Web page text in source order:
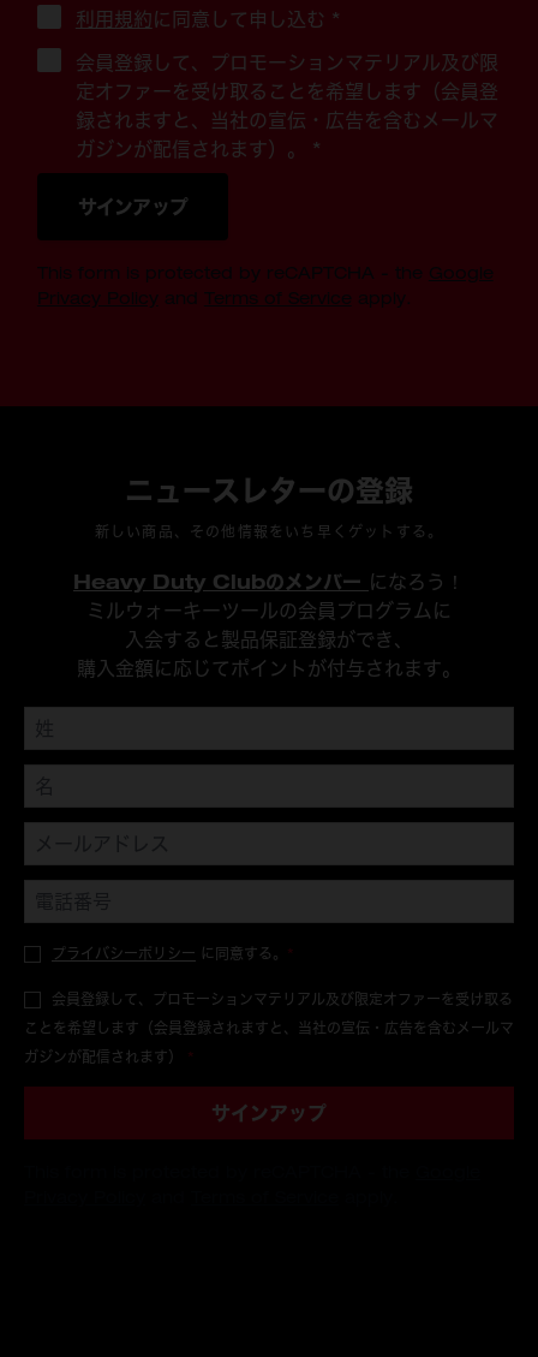
利用規約に同意して申し込む *
会員登録して、プロモーションマテリアル及び限
定オファーを受け取ることを希望します（会員登
録されますと、当社の宣伝・広告を含むメールマ
ガジンが配信されます）。 *
サインアップ
This form is protected by reCAPTCHA - the Google
Privacy Policyand Terms of Service apply.
ニュースレターの登録
新しい商品、その他情報をいち早くゲットする。
Heavy Duty Clubのメンバー になろう！
ミルウォーキーツールの会員プログラムに
入会すると製品保証登録ができ、
購入金額に応じてポイントが付与されます。
プライバシーポリシー に同意する。 *
会員登録して、プロモーションマテリアル及び限定オファーを受け取る
ことを希望します（会員登録されますと、当社の宣伝・広告を含むメールマ
ガジンが配信されます） *
サインアップ